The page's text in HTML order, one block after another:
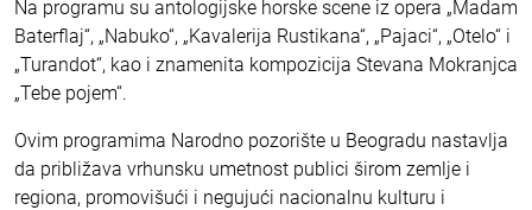
Na programu su antologijske horske scene iz opera „Madam
Baterflaj“, „Nabuko“, „Kavalerija Rustikana“, „Pajaci“, „Otelo“ i
„Turandot“, kao i znamenita kompozicija Stevana Mokranjca
„Tebe pojem“.
Ovim programima Narodno pozorište u Beogradu nastavlja
da približava vrhunsku umetnost publici širom zemlje i
regiona, promovišući i negujući nacionalnu kulturu i